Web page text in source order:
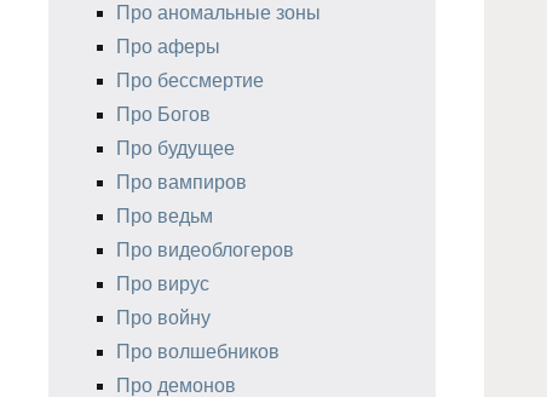
Про аномальные зоны
Про аферы
Про бессмертие
Про Богов
Про будущее
Про вампиров
Про ведьм
Про видеоблогеров
Про вирус
Про войну
Про волшебников
Про демонов